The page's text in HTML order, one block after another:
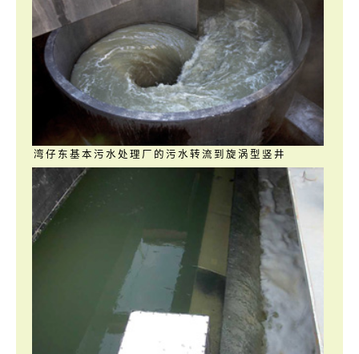
湾仔东基本污水处理厂的污水转流到旋涡型竖井